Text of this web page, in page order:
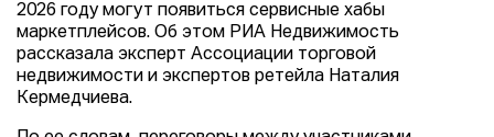
2026 году могут появиться сервисные хабы
маркетплейсов. Об этом РИА Недвижимость
рассказала эксперт Ассоциации торговой
недвижимости и экспертов ретейла Наталия
Кермедчиева.